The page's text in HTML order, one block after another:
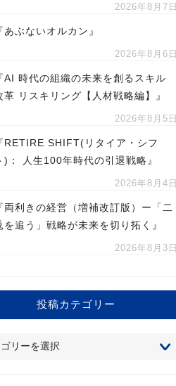
2026年8月7日
あぶないオルカン』
2026年8月6日
AI 時代の組織の未来を創るスキル
革 リスキリング【人材戦略編】』
2026年8月5日
RETIRE SHIFT(リタイア・シフ
)： 人生100年時代の引退戦略』
2026年8月4日
両利きの経営（増補改訂版）ー「二
を追う」戦略が未来を切り拓く』
2026年8月3日
投稿カテゴリー